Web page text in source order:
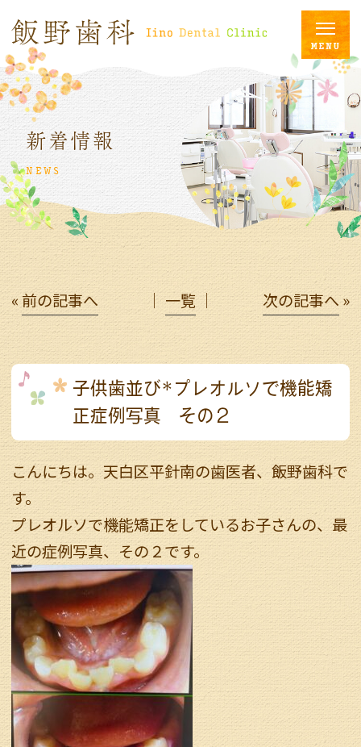
新着情報
NEWS
« 前の記事へ │ 一覧 │ 次の記事へ»
子供歯並び*プレオルソで機能矯
正症例写真 その２
こんにちは。天白区平針南の歯医者、飯野歯科で
す。
プレオルソで機能矯正をしているお子さんの、最
近の症例写真、その２です。